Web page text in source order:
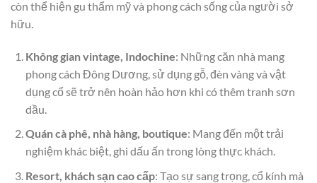
còn thể hiện gu thẩm mỹ và phong cách sống của người sở
hữu.
Không gian vintage, Indochine: Những căn nhà mang
phong cách Đông Dương, sử dụng gỗ, đèn vàng và vật
dụng cổ sẽ trở nên hoàn hảo hơn khi có thêm tranh sơn
dầu.
Quán cà phê, nhà hàng, boutique: Mang đến một trải
nghiệm khác biệt, ghi dấu ấn trong lòng thực khách.
Resort, khách sạn cao cấp: Tạo sự sang trọng, cổ kính mà